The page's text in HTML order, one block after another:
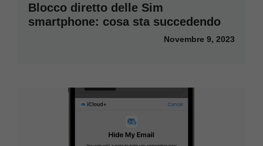
Blocco diretto delle Sim
smartphone: cosa sta succedendo
Novembre 9, 2023